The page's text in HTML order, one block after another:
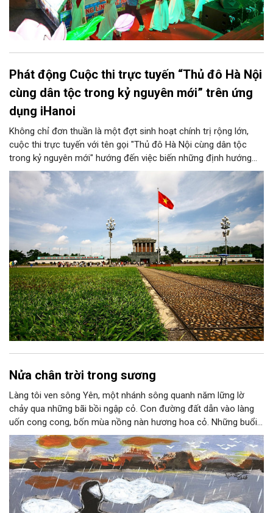
Phát động Cuộc thi trực tuyến “Thủ đô Hà Nội
cùng dân tộc trong kỷ nguyên mới” trên ứng
dụng iHanoi
Không chỉ đơn thuần là một đợt sinh hoạt chính trị rộng lớn,
cuộc thi trực tuyến với tên gọi "Thủ đô Hà Nội cùng dân tộc
trong kỷ nguyên mới" hướng đến việc biến những định hướng
chiến lược trong Nghị quyết số 02-NQ/TW của Bộ Chính trị
thành niềm tin, thành nhận thức chung của mỗi người dân.
Nửa chân trời trong sương
Làng tôi ven sông Yên, một nhánh sông quanh năm lững lờ
chảy qua những bãi bồi ngập cỏ. Con đường đất dẫn vào làng
uốn cong cong, bốn mùa nồng nàn hương hoa cỏ. Những buổi
hoàng hôn, khi nắng đã dịu xuống phía cuối sông, đám hoa tím
lại thẫm màu như có ai vừa rắc lên một lớp khói.